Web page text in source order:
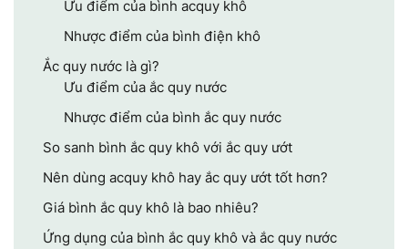
Ưu điểm của bình acquy khô
Nhược điểm của bình điện khô
Ắc quy nước là gì?
Ưu điểm của ắc quy nước
Nhược điểm của bình ắc quy nước
So sanh bình ắc quy khô với ắc quy ướt
Nên dùng acquy khô hay ắc quy ướt tốt hơn?
Giá bình ắc quy khô là bao nhiêu?
Ứng dụng của bình ắc quy khô và ắc quy nước